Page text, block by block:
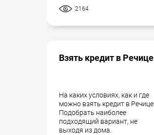
2164
Взять кредит в Речице
На каких условиях, как и где
можно взять кредит в Речице.
Подобрать наиболее
подходящий вариант, не
выходя из дома.